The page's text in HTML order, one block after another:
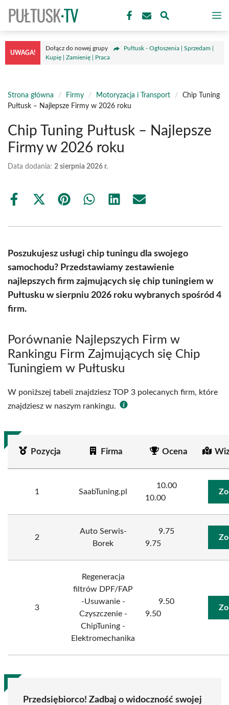
treści
UWAGA!
Dołącz do nowej grupy
Pułtusk - Ogłoszenia | Sprzedam |
Kupię | Zamienię | Praca
Strona główna / Firmy / Motoryzacja i Transport /
Chip Tuning
Pułtusk – Najlepsze Firmy w 2026 roku
Chip Tuning Pułtusk – Najlepsze
Firmy w 2026 roku
Data dodania: 2 sierpnia 2026 r.
Share
Share
(Twitter)
Share Share Share Share
Poszukujesz usługi chip tuningu dla swojego
samochodu? Przedstawiamy zestawienie
najlepszych firm zajmujących się chip tuningiem w
Pułtusku w sierpniu 2026 roku wybranych spośród 4
firm.
Porównanie Najlepszych Firm w
Rankingu Firm Zajmujących się Chip
Tuningiem w Pułtusku
W poniższej tabeli znajdziesz TOP 3 polecanych firm, które
znajdziesz w naszym rankingu.
Pozycja Firma Ocena
1 SaabTuning.pl
10.00
10.00
2
Auto Serwis-
Borek
9.75
9.75
3
Regeneracja
filtrów DPF/FAP
-Usuwanie -
Czyszczenie -
ChipTuning -
Elektromechanika
9.50
9.50
Przedsiębiorco! Zadbaj o widoczność swojej